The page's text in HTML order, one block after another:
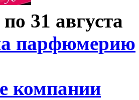
31 августа
парфюмерию
компании